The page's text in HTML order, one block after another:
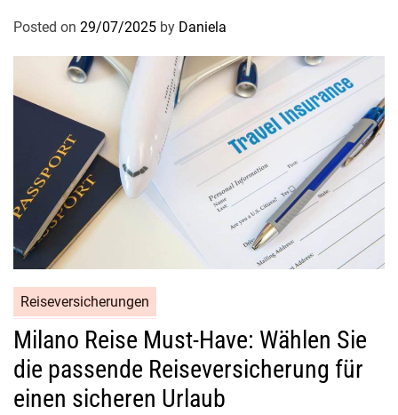
Posted on 29/07/2025 by Daniela
Reiseversicherungen
Milano Reise Must-Have: Wählen Sie
die passende Reiseversicherung für
einen sicheren Urlaub